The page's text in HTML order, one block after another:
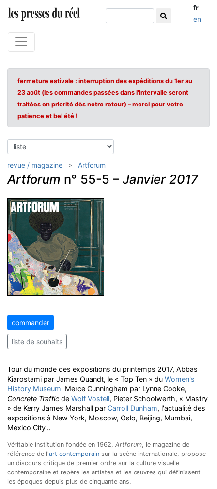
fr
en
fermeture estivale : interruption des expéditions du 1er au
23 août (les commandes passées dans l'intervalle seront
traitées en priorité dès notre retour) – merci pour votre
patience et bel été !
revue / magazine Artforum
Artforum n° 55-5 – Janvier 2017
commander
liste de souhaits
Tour du monde des expositions du printemps 2017, Abbas
Kiarostami par James Quandt, le « Top Ten » du Women's
History Museum, Merce Cunningham par Lynne Cooke,
Concrete Traffic de Wolf Vostell, Pieter Schoolwerth, « Mastry
» de Kerry James Marshall par Carroll Dunham, l'actualité des
expositions à New York, Moscow, Oslo, Beijing, Mumbai,
Mexico City…
Véritable institution fondée en 1962, Artforum, le magazine de
référence de l'art contemporain sur la scène internationale, propose
un discours critique de premier ordre sur la culture visuelle
contemporaine et repère les artistes et les œuvres qui définissent
les époques depuis plus de cinquante ans.